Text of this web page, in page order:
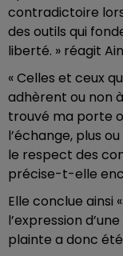
contradictoire
des outils qui
liberté. » réagit
« Celles et ceux
adhèrent ou non
trouvé ma porte
l’échange, plus
le respect des
précise-t-elle
Elle conclue ainsi
l’expression
plainte a donc